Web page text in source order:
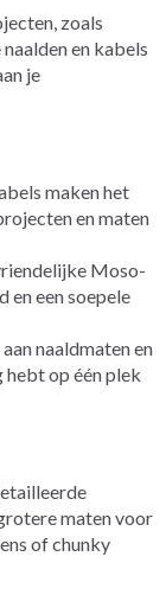
zoals
en kabels
je
maken het
en maten
Moso-
en een soepele
naaldmaten en
hebt op één plek
maten voor
of chunky